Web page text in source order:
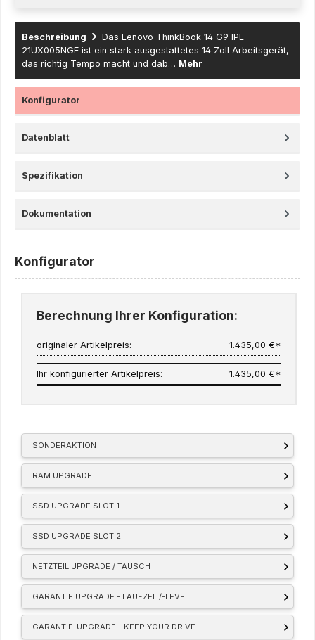
Beschreibung
Das Lenovo ThinkBook 14 G9 IPL
21UX005NGE ist ein stark ausgestattetes 14 Zoll Arbeitsgerät,
das richtig Tempo macht und dab… Mehr
Konfigurator
Datenblatt
Spezifikation
Dokumentation
Konfigurator
SONDERAKTION
RAM UPGRADE
SSD UPGRADE SLOT 1
SSD UPGRADE SLOT 2
NETZTEIL UPGRADE / TAUSCH
GARANTIE UPGRADE - LAUFZEIT/-LEVEL
GARANTIE-UPGRADE - KEEP YOUR DRIVE
Berechnung Ihrer Konfiguration:
originaler Artikelpreis: 1.435,00 €*
Ihr konfigurierter Artikelpreis: 1.435,00 €*